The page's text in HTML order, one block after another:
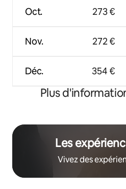
Oct.
Nov.
Déc.
273 €
272 €
354 €
Plus
Les
Vivez des